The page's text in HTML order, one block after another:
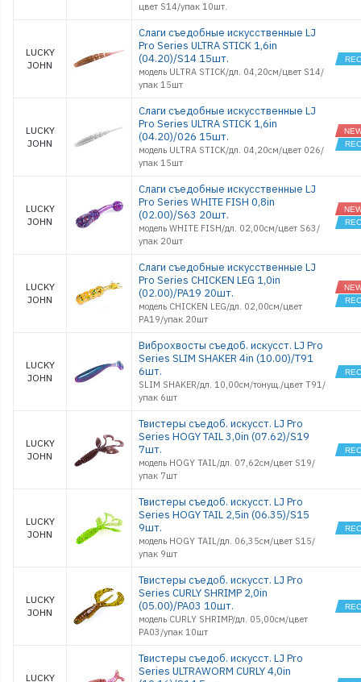
цвет S14/упак 10шт.
LUCKY
JOHN
Слаги съедобные искусственные LJ
Pro Series ULTRA STICK 1,6in
(04.20)/S14 15шт.
модель ULTRA STICK/дл. 04,20см/цвет S14/
упак 15шт
LUCKY
JOHN
Слаги съедобные искусственные LJ
Pro Series ULTRA STICK 1,6in
(04.20)/026 15шт.
модель ULTRA STICK/дл. 04,20см/цвет 026/
упак 15шт
LUCKY
JOHN
Слаги съедобные искусственные LJ
Pro Series WHITE FISH 0,8in
(02.00)/S63 20шт.
модель WHITE FISH/дл. 02,00см/цвет S63/
упак 20шт
LUCKY
JOHN
Слаги съедобные искусственные LJ
Pro Series CHICKEN LEG 1,0in
(02.00)/PA19 20шт.
модель CHICKEN LEG/дл. 02,00см/цвет
PA19/упак 20шт
LUCKY
JOHN
Виброхвосты съедоб. искусст. LJ Pro
Series SLIM SHAKER 4in (10.00)/T91
6шт.
SLIM SHAKER/дл. 10,00см/тонущ./цвет T91/
упак 6шт
LUCKY
JOHN
Твистеры съедоб. искусст. LJ Pro
Series HOGY TAIL 3,0in (07.62)/S19
7шт.
модель HOGY TAIL/дл. 07,62см/цвет S19/
упак 7шт
LUCKY
JOHN
Твистеры съедоб. искусст. LJ Pro
Series HOGY TAIL 2,5in (06.35)/S15
9шт.
модель HOGY TAIL/дл. 06,35см/цвет S15/
упак 9шт
LUCKY
JOHN
Твистеры съедоб. искусст. LJ Pro
Series CURLY SHRIMP 2,0in
(05.00)/PA03 10шт.
модель CURLY SHRIMP/дл. 05,00см/цвет
PA03/упак 10шт
LUCKY
Твистеры съедоб. искусст. LJ Pro
Series ULTRAWORM CURLY 4,0in